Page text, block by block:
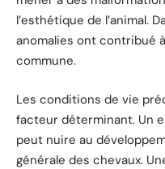
l’esthétique de l’animal.
anomalies ont contribué
commune.
Les conditions de vie
facteur déterminant. Un
peut nuire au
générale des chevaux.